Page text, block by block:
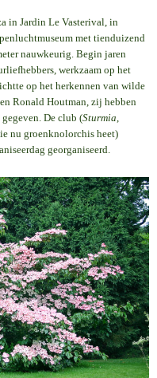
in Jardin Le Vasterival, in
met tienduizend
nauwkeurig. Begin jaren
werkzaam op het
op het herkennen van wilde
Ronald Houtman, zij hebben
gegeven. De club (Sturmia
nu groenknolorchis heet)
georganiseerd.